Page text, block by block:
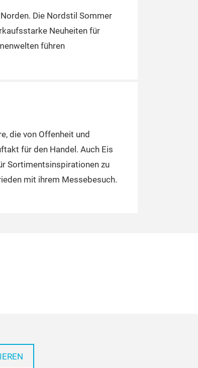
Die Nordstil Sommer
Neuheiten für
führen
die von Offenheit und
für den Handel. Auch Eis
Sortimentsinspirationen zu
mit ihrem Messebesuch.